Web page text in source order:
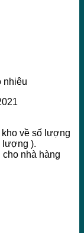
nhiêu
kho về số lượng
lượng ).
nhà hàng